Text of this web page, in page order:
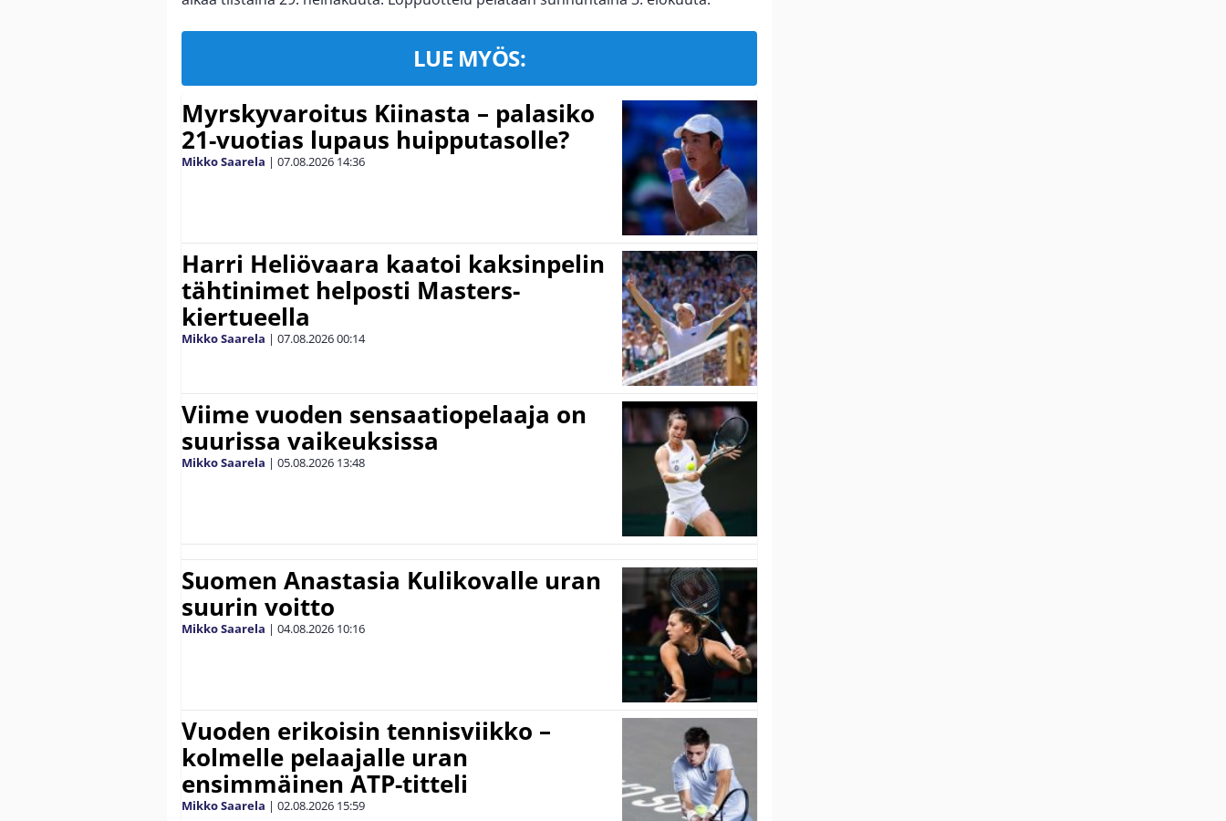
LUE MYÖS:
Myrskyvaroitus Kiinasta – palasiko
21-vuotias lupaus huipputasolle?
Mikko Saarela | 07.08.2026 14:36
Harri Heliövaara kaatoi kaksinpelin
tähtinimet helposti Masters-
kiertueella
Mikko Saarela | 07.08.202600:14
Viime vuoden sensaatiopelaaja on
suurissa vaikeuksissa
Mikko Saarela | 05.08.2026 13:48
Suomen Anastasia Kulikovalle uran
suurin voitto
Mikko Saarela | 04.08.2026 10:16
Vuoden erikoisin tennisviikko –
kolmelle pelaajalle uran
ensimmäinen ATP-titteli
Mikko Saarela | 02.08.2026 15:59